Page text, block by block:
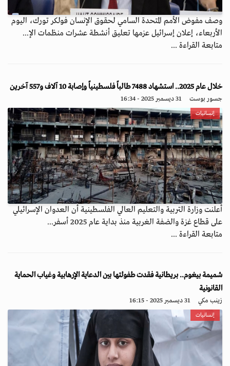
وصف مفوض الأمم المتحدة السامي لحقوق الإنسان فولكر تورك، اليوم
الأربعاء، إعلان إسرائيل عزمها تعليق أنشطة عشرات منظمات الإ...
متابعة القراءة ...
خلال عام 2025.. استشهاد 7488 طالباً فلسطينياً وإصابة 10 آلاف و557 آخرين
جسور بوست 31 ديسمبر 2025 - 16:34
إنسانيات
أعلنت وزارة التربية والتعليم العالي الفلسطينية أن العدوان الإسرائيلي
على قطاع غزة والضفة الغربية منذ بداية عام 2025 أسفر...
متابعة القراءة ...
شميمة بيغوم.. بريطانية فقدت طفولتها بين الدعاية الإرهابية وغياب الحماية
القانونية
زينب مكي 31 ديسمبر 2025 - 16:15
إنسانيات